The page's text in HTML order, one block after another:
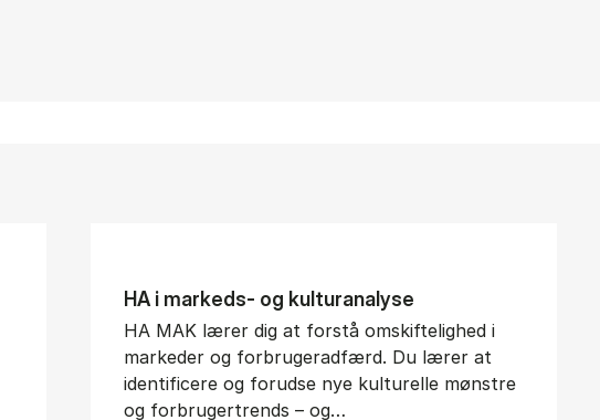
HA i mar­keds- og kul­tu­r­a­na­ly­se
HA MAK lærer dig at forstå omskiftelighed i
markeder og forbrugeradfærd. Du lærer at
identificere og forudse nye kulturelle mønstre
og forbrugertrends – og…